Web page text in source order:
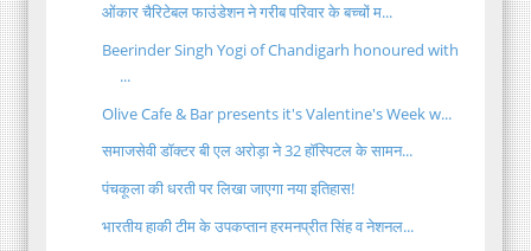
ओंकार चैरिटेबल फाउंडेशन ने गरीब परिवार के बच्चों म...
Beerinder Singh Yogi of Chandigarh honoured with
...
Olive Cafe & Bar presents it's Valentine's Week w...
समाजसेवी डॉक्टर बी एल अरोड़ा ने 32 हॉस्पिटल के सामन...
पंचकूला की धरती पर लिखा जाएगा नया इतिहास!
भारतीय हाकी टीम के उपकप्तान हरमनप्रीत सिंह व नेशनल...